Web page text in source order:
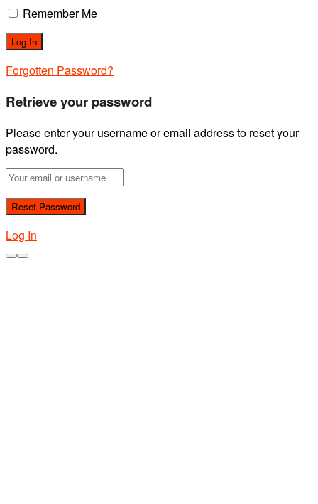
Remember Me
Forgotten Password?
Retrieve your password
Please enter your username or email address to reset your
password.
Log In